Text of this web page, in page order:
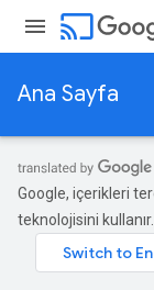
cast
Ana Sayfa
Google, içerikleri
teknolojisini